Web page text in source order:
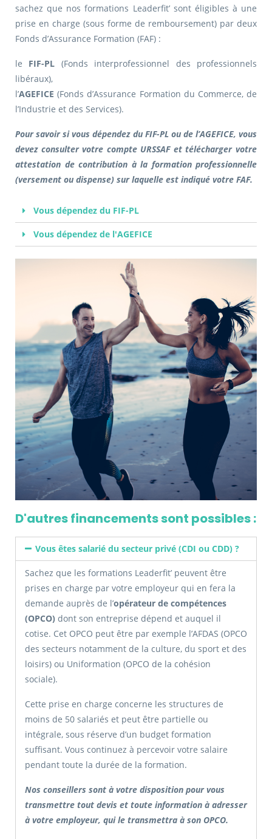
sachez que nos formations Leaderfit’ sont éligibles à une
prise en charge (sous forme de remboursement) par deux
Fonds d’Assurance Formation (FAF) :
le FIF-PL (Fonds interprofessionnel des professionnels
libéraux),
l’AGEFICE (Fonds d’Assurance Formation du Commerce, de
l’Industrie et des Services).
Pour savoir si vous dépendez du FIF-PL ou de l’AGEFICE, vous
devez consulter votre compte URSSAF et télécharger votre
attestation de contribution à la formation professionnelle
(versement ou dispense) sur laquelle est indiqué votre FAF.
Vous dépendez du FIF-PL
Vous dépendez de l'AGEFICE
D'autres financements sont possibles :
Vous êtes salarié du secteur privé (CDI ou CDD) ?
Sachez que les formations Leaderfit’ peuvent être
prises en charge par votre employeur qui en fera la
demande auprès de l’opérateur de compétences
(OPCO) dont son entreprise dépend et auquel il
cotise. Cet OPCO peut être par exemple l’AFDAS (OPCO
des secteurs notamment de la culture, du sport et des
loisirs) ou Uniformation (OPCO de la cohésion
sociale).
Cette prise en charge concerne les structures de
moins de 50 salariés et peut être partielle ou
intégrale, sous réserve d’un budget formation
suffisant. Vous continuez à percevoir votre salaire
pendant toute la durée de la formation.
Nos conseillers sont à votre disposition pour vous
transmettre tout devis et toute information à adresser
à votre employeur, qui le transmettra à son OPCO.